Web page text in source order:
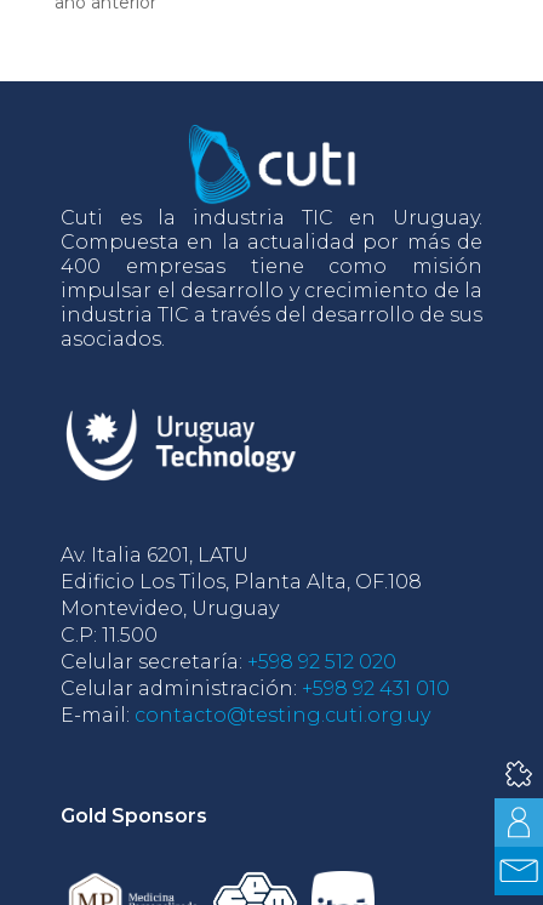
Cuti es la industria TIC en Uruguay.
Compuesta en la actualidad por más de
400 empresas tiene como misión
impulsar el desarrollo y crecimiento de la
industria TIC a través del desarrollo de sus
asociados.
Av. Italia 6201, LATU
Edificio Los Tilos, Planta Alta, OF.108
Montevideo, Uruguay
C.P: 11.500
Celular secretaría: +598 92 512 020
Celular administración: +598 92 431 010
E-mail: contacto@testing.cuti.org.uy
Gold Sponsors